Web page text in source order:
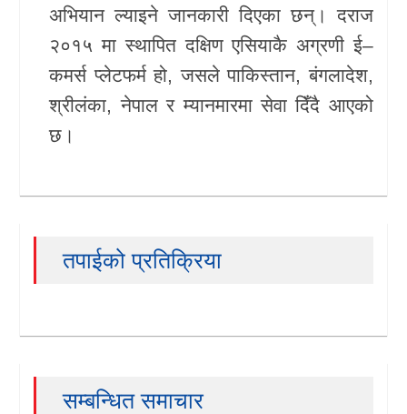
अभियान ल्याइने जानकारी दिएका छन्। दराज
२०१५ मा स्थापित दक्षिण एसियाकै अग्रणी ई–
कमर्स प्लेटफर्म हो, जसले पाकिस्तान, बंगलादेश,
श्रीलंका, नेपाल र म्यानमारमा सेवा दिँदै आएको
छ।
तपाईको प्रतिक्रिया
सम्बन्धित समाचार